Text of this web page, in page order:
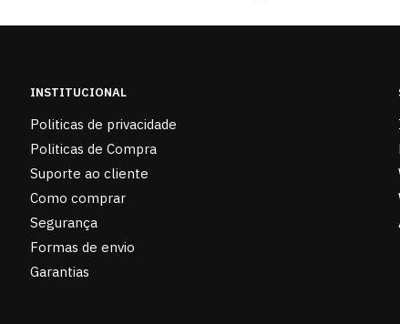
INSTITUCIONAL
Politicas de privacidade
Politicas de Compra
Suporte ao cliente
Como comprar
Segurança
Formas de envio
Garantias